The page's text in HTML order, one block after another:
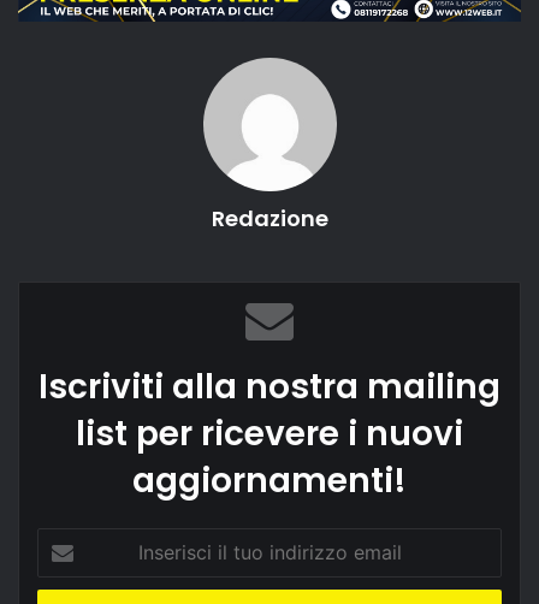
Redazione
Iscriviti alla nostra mailing
list per ricevere i nuovi
aggiornamenti!
tuo